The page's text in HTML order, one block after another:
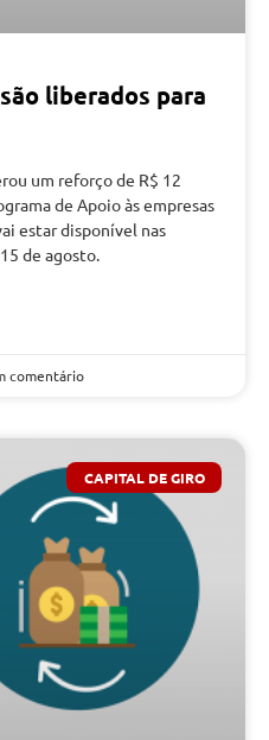
liberados para
um reforço de R$ 12
de Apoio às empresas
estar disponível nas
de agosto.
comentário
CAPITAL DE GIRO